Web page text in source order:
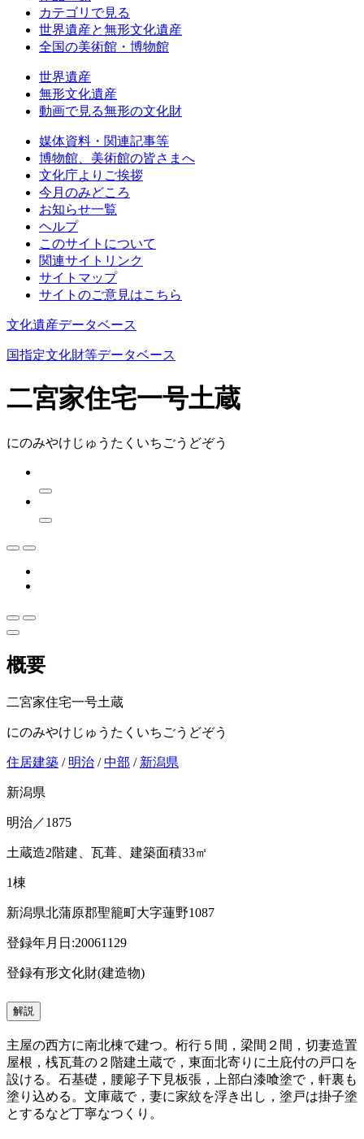
カテゴリで見る
世界遺産と無形文化遺産
全国の美術館・博物館
世界遺産
無形文化遺産
動画で見る無形の文化財
媒体資料・関連記事等
博物館、美術館の皆さまへ
文化庁よりご挨拶
今月のみどころ
お知らせ一覧
ヘルプ
このサイトについて
関連サイトリンク
サイトマップ
サイトのご意見はこちら
文化遺産データベース
国指定文化財等データベース
二宮家住宅一号土蔵
にのみやけじゅうたくいちごうどぞう
概要
二宮家住宅一号土蔵
にのみやけじゅうたくいちごうどぞう
住居建築 / 明治 /中部 / 新潟県
新潟県
明治／1875
土蔵造2階建、瓦葺、建築面積33㎡
1棟
新潟県北蒲原郡聖籠町大字蓮野1087
登録年月日:20061129
登録有形文化財(建造物)
解説
主屋の西方に南北棟で建つ。桁行５間，梁間２間，切妻造置
屋根，桟瓦葺の２階建土蔵で，東面北寄りに土庇付の戸口を
設ける。石基礎，腰簓子下見板張，上部白漆喰塗で，軒裏も
塗り込める。文庫蔵で，妻に家紋を浮き出し，塗戸は掛子塗
とするなど丁寧なつくり。